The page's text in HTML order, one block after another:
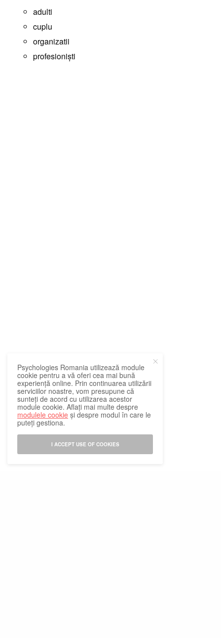
adulti
cuplu
organizatii
profesioniști
Psychologies Romania utilizează module
cookie pentru a vă oferi cea mai bună
experiență online. Prin continuarea utilizării
serviciilor noastre, vom presupune că
sunteți de acord cu utilizarea acestor
module cookie. Aflați mai multe despre
modulele cookie și despre modul în care le
puteți gestiona.
I ACCEPT USE OF COOKIES